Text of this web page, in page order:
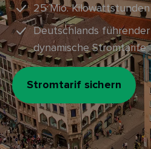
25 Mio.
Deutschlands
dynamische Stromtarife
Stromtarif sichern